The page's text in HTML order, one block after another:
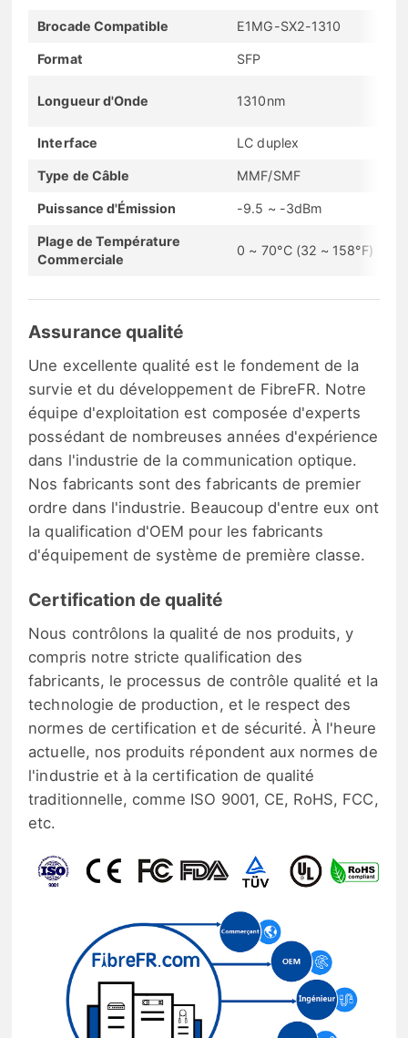
Brocade Compatible E1MG-SX2-1310
Format SFP
Longueur d'Onde 1310nm
Interface LC duplex
Type de Câble MMF/SMF
Puissance d'Émission -9.5 ~ -3dBm
Plage de Température
Commerciale
0 ~ 70°C (32 ~ 158°F)
Assurance qualité
Une excellente qualité est le fondement de la
survie et du développement de FibreFR. Notre
équipe d'exploitation est composée d'experts
possédant de nombreuses années d'expérience
dans l'industrie de la communication optique.
Nos fabricants sont des fabricants de premier
ordre dans l'industrie. Beaucoup d'entre eux ont
la qualification d'OEM pour les fabricants
d'équipement de système de première classe.
Certification de qualité
Nous contrôlons la qualité de nos produits, y
compris notre stricte qualification des
fabricants, le processus de contrôle qualité et la
technologie de production, et le respect des
normes de certification et de sécurité. À l'heure
actuelle, nos produits répondent aux normes de
l'industrie et à la certification de qualité
traditionnelle, comme ISO 9001, CE, RoHS, FCC,
etc.